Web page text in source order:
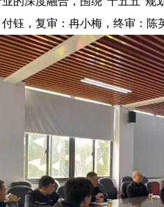
钰，复审：冉小梅，终审：陈